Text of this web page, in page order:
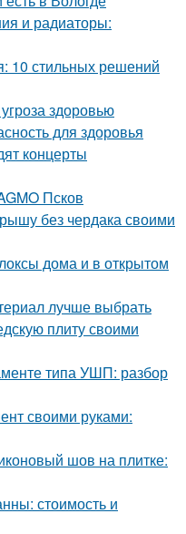
и радиаторы:
10 стильных решений
здоровью
для здоровья
концерты
Псков
без чердака своими
дома и в открытом
лучше выбрать
плиту своими
типа УШП: разбор
своими руками:
шов на плитке:
стоимость и